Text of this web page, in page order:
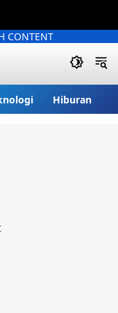
CONTENT
Hiburan